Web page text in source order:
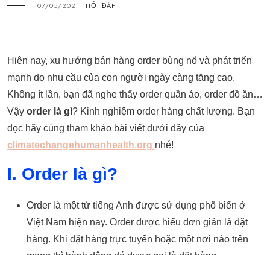
07/05/2021 HỎI ĐÁP
Hiện nay, xu hướng bán hàng order bùng nổ và phát triển
mạnh do nhu cầu của con người ngày càng tăng cao.
Không ít lần, bạn đã nghe thấy order quần áo, order đồ ăn…
Vậy order là gì? Kinh nghiệm order hàng chất lượng. Bạn
đọc hãy cùng tham khảo bài viết dưới đây của
climatechangehumanhealth.org nhé!
I. Order là gì?
Order là một từ tiếng Anh được sử dụng phổ biến ở
Việt Nam hiện nay. Order được hiểu đơn giản là đặt
hàng. Khi đặt hàng trực tuyến hoặc một nơi nào trên